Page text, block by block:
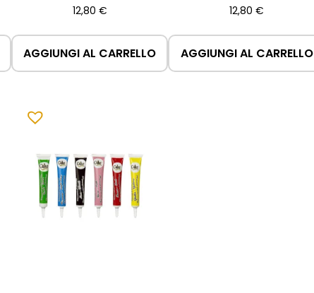
12,80 €
AGGIUNGI AL CARRELLO
12,80€
AGGIUNGI AL CARRELLO